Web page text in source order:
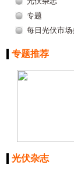
专题
每日光伏市场
专题推荐
光伏杂志